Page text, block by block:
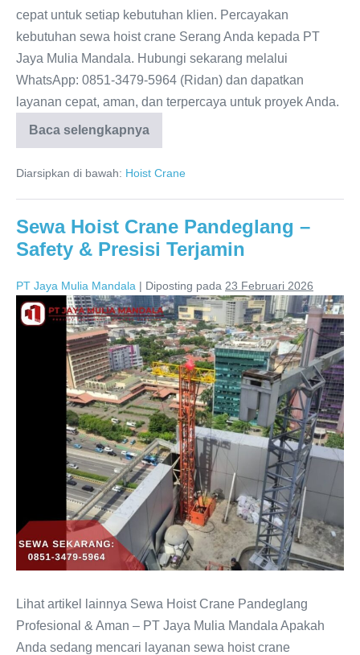
cepat untuk setiap kebutuhan klien. Percayakan
kebutuhan sewa hoist crane Serang Anda kepada PT
Jaya Mulia Mandala. Hubungi sekarang melalui
WhatsApp: 0851-3479-5964 (Ridan) dan dapatkan
layanan cepat, aman, dan terpercaya untuk proyek Anda.
Baca selengkapnya
Diarsipkan di bawah: Hoist Crane
Sewa Hoist Crane Pandeglang –
Safety & Presisi Terjamin
PT Jaya Mulia Mandala | Diposting pada 23 Februari 2026
Lihat artikel lainnya Sewa Hoist Crane Pandeglang
Profesional & Aman – PT Jaya Mulia Mandala Apakah
Anda sedang mencari layanan sewa hoist crane